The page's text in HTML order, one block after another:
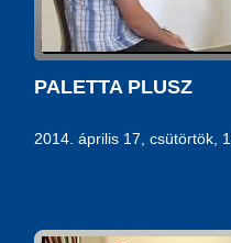
PALETTA PLUSZ
2014. április 17, csütörtök,